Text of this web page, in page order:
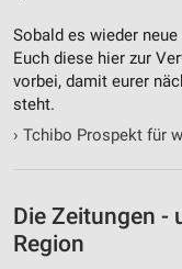
Sobald es wieder
Euch diese hier zur
vorbei, damit eurer
steht.
› Tchibo Prospekt für
Die Zeitungen -
Region